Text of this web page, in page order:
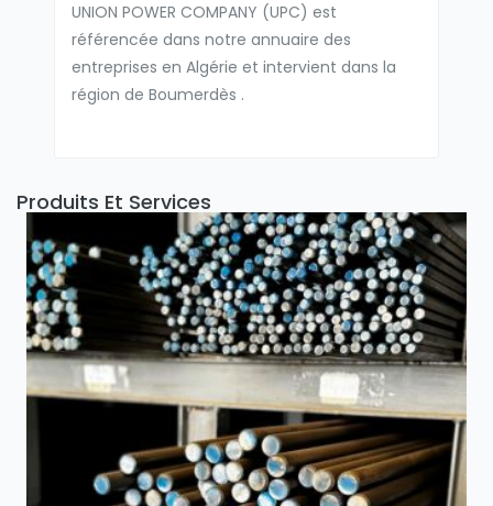
UNION POWER COMPANY (UPC) est
référencée dans notre annuaire des
entreprises en Algérie et intervient dans la
région de Boumerdès .
Produits Et Services